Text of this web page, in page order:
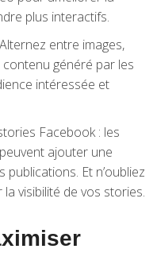
plus interactifs.
entre images,
généré par les
intéressée et
Facebook : les
ajouter une
Et n’oubliez
visibilité de vos stories.